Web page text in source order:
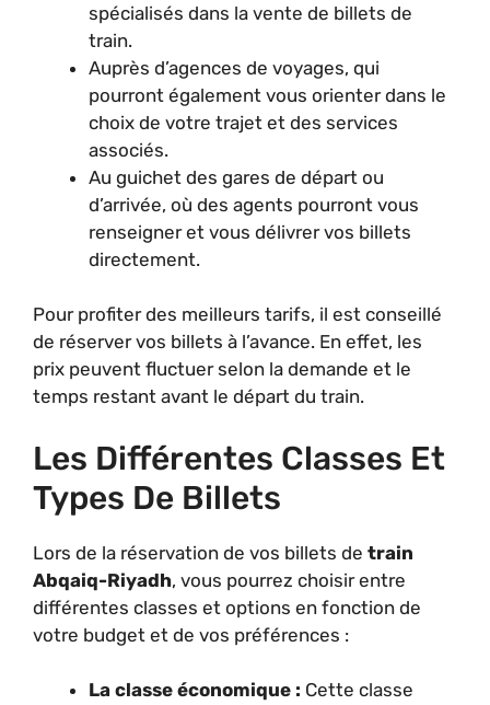
spécialisés dans la vente de billets de
train.
Auprès d’agences de voyages, qui
pourront également vous orienter dans le
choix de votre trajet et des services
associés.
Au guichet des gares de départ ou
d’arrivée, où des agents pourront vous
renseigner et vous délivrer vos billets
directement.
Pour profiter des meilleurs tarifs, il est conseillé
de réserver vos billets à l’avance. En effet, les
prix peuvent fluctuer selon la demande et le
temps restant avant le départ du train.
Les Différentes Classes Et
Types De Billets
Lors de la réservation de vos billets de train
Abqaiq-Riyadh, vous pourrez choisir entre
différentes classes et options en fonction de
votre budget et de vos préférences :
La classe économique : Cette classe